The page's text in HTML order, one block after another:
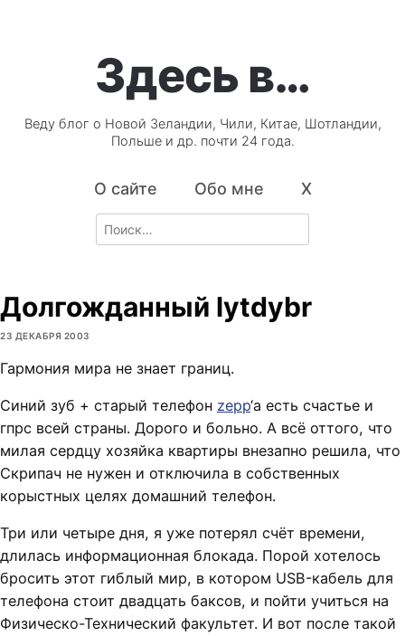
Здесь в…
Веду блог о Новой Зеландии, Чили, Китае, Шотландии,
Польше и др. почти 24 года.
О сайте Обо мне X
Search
for:
Долгожданный lytdybr
23 ДЕКАБРЯ 2003
Гармония мира не знает границ.
Синий зуб + старый телефон zepp‘a есть счастье и
гпрс всей страны. Дорого и больно. А всё оттого, что
милая сердцу хозяйка квартиры внезапно решила, что
Скрипач не нужен и отключила в собственных
корыстных целях домашний телефон.
Три или четыре дня, я уже потерял счёт времени,
длилась информационная блокада. Порой хотелось
бросить этот гиблый мир, в котором USB-кабель для
телефона стоит двадцать баксов, и пойти учиться на
Физическо-Технический факультет. И вот после такой